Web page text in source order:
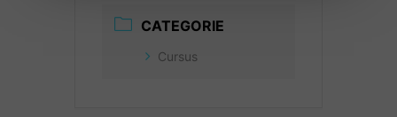
CATEGORIE
Cursus